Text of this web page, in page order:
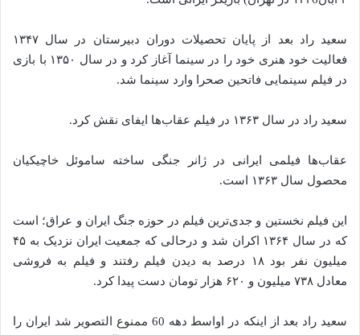
سعید راد بعد از پایان تحصیلات دوران دبیرستان در سال ۱۳۴۷
فعالیت خود هنری خود را در سینما آغاز کرد و در سال ۱۳۵۰ با بازی
در فیلم سینمایی فاتحین صحرا وارد سینما شد.
سعید راد در سال ۱۳۶۳ در فیلم عقاب‌ها ایفای نقش کرد.
عقاب‌ها فیلمی ایرانی در ژانر جنگی ساخته ساموئل خاچیکیان
محصول سال ۱۳۶۳ است.
این فیلم نخستین و جدی‌ترین فیلم در حوزه جنگ ایران و عراق؛ است
که در سال ۱۳۶۴ اکران شد و درحالی ‌که جمعیت ایران نزدیک به ۴۵
میلیون نفر بود ۱۸ درصد به دیدن فیلم رفتند و فیلم به فروشی
معادل ۷۳۸ میلیون و ۶۲۰ هزار تومان دست پیدا کرد.
سعید راد بعد از اینکه در اواسط دهه 60 ممنوع التصویر شد ایران را